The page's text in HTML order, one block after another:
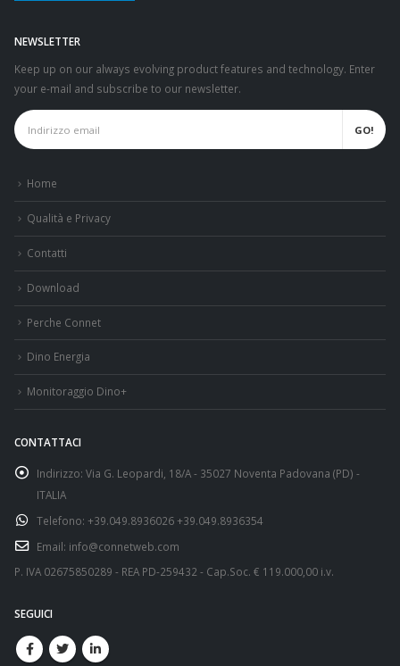
NEWSLETTER
Keep up on our always evolving product features and technology. Enter
your e-mail and subscribe to our newsletter.
Home
Qualità e Privacy
Contatti
Download
Perche Connet
Dino Energia
Monitoraggio Dino+
CONTATTACI
Indirizzo: Via G. Leopardi, 18/A - 35027 Noventa Padovana (PD) -
ITALIA
Telefono: +39.049.8936026 +39.049.8936354
Email: info@connetweb.com
P. IVA 02675850289 - REA PD-259432 - Cap.Soc. € 119.000,00 i.v.
SEGUICI